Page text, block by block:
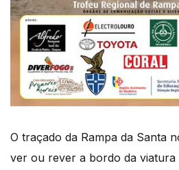
O traçado da Rampa da Santa
ver ou rever a bordo da viatura